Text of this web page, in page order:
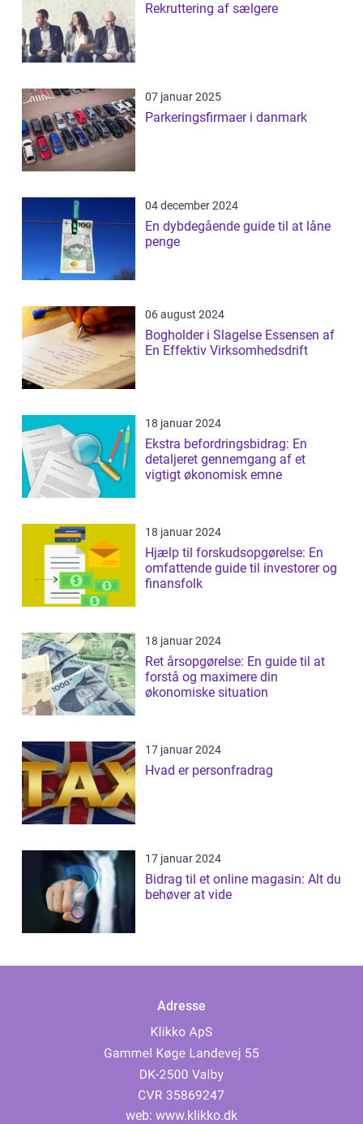
Rekruttering af sælgere
07 januar 2025
Parkeringsfirmaer i danmark
04 december 2024
En dybdegående guide til at låne
penge
06 august 2024
Bogholder i Slagelse Essensen af
En Effektiv Virksomhedsdrift
18 januar 2024
Ekstra befordringsbidrag: En
detaljeret gennemgang af et
vigtigt økonomisk emne
18 januar 2024
Hjælp til forskudsopgørelse: En
omfattende guide til investorer og
finansfolk
18 januar 2024
Ret årsopgørelse: En guide til at
forstå og maximere din
økonomiske situation
17 januar 2024
Hvad er personfradrag
17 januar 2024
Bidrag til et online magasin: Alt du
behøver at vide
Adresse
web: www.klikko.dk